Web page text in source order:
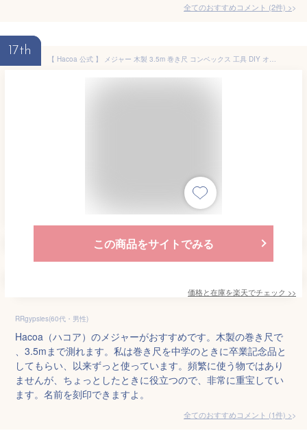
全てのおすすめコメント (2件) >
17th
【 Hacoa 公式 】 メジャー 木製 3.5m 巻き尺 コンベックス 工具 DIY オートストップ ギフト 名入れ おしゃれ シンプル 誕生日 就職祝い 卒業記念品 卒業祝い 新築祝い 開店祝い 人気 クリスマス ノベルティ 記念品 プレゼント 木香屋 ハコア +LUMBER ■「MEASURE 3.5M」
この商品をサイトでみる
価格と在庫を楽天でチェック >>
RRgypsies(60代・男性)
Hacoa（ハコア）のメジャーがおすすめです。木製の巻き尺で
、3.5mまで測れます。私は巻き尺を中学のときに卒業記念品と
してもらい、以来ずっと使っています。頻繁に使う物ではあり
ませんが、ちょっとしたときに役立つので、非常に重宝してい
ます。名前を刻印できますよ。
全てのおすすめコメント (1件) >